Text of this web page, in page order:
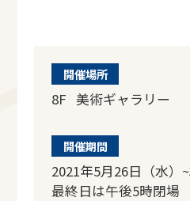
開催場所
8F 美術ギャラリー
開催期間
2021年5月26日（水）
最終日は午後5時閉場